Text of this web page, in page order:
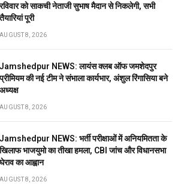
रविवार को साकची नेताजी सुभाष मैदान से निकलेगी, सभी
तैयारियां पूरी
AUGUST 8, 2026
Jamshedpur NEWS: लायंस क्लब ऑफ जमशेदपुर
प्रीमियम की नई टीम ने संभाला कार्यभार, अंशुल रिंगासिया बने
अध्यक्ष
AUGUST 8, 2026
Jamshedpur NEWS: भर्ती परीक्षाओं में अनियमितता के
खिलाफ भाजयुमो का तीखा हमला, CBI जांच और विधानसभा
घेराव का आह्वान
AUGUST 8, 2026